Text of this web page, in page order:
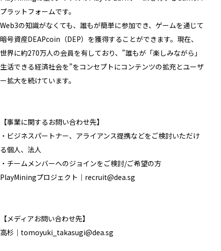
プラットフォームです。
Web3の知識がなくても、誰もが簡単に参加でき、ゲームを通じて
暗号資産DEAPcoin（DEP）を獲得することができます。現在、
世界に約270万人の会員を有しており、”誰もが「楽しみながら」
生活できる経済社会を”をコンセプトにコンテンツの拡充とユーザ
ー拡大を続けています。
【事業に関するお問い合わせ先】
・ビジネスパートナー、アライアンス提携などをご検討いただけ
る個人、法人
・チームメンバーへのジョインをご検討/ご希望の方
PlayMiningプロジェクト ｜ recruit@dea.sg
【メディアお問い合わせ先】
高杉｜tomoyuki_takasugi@dea.sg